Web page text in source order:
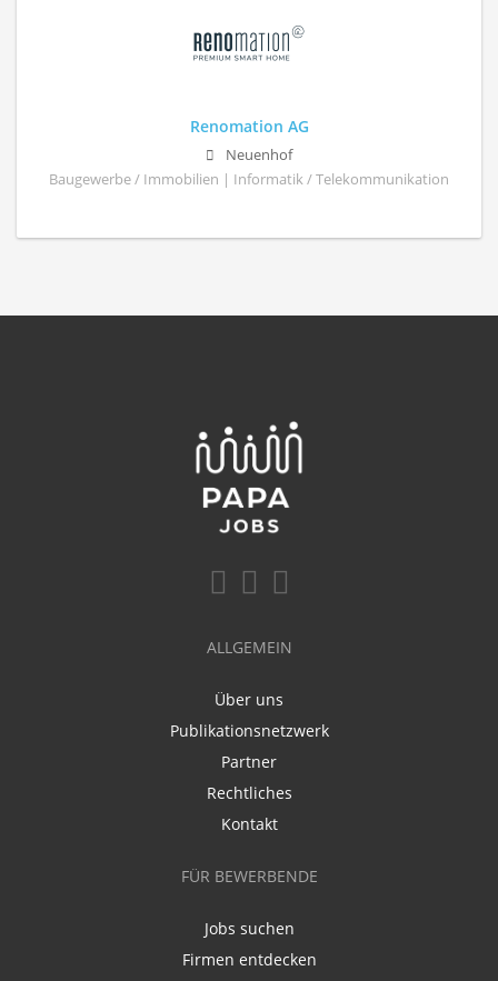
Renomation AG
Neuenhof
Baugewerbe / Immobilien | Informatik / Telekommunikation
ALLGEMEIN
Über uns
Publikationsnetzwerk
Partner
Rechtliches
Kontakt
FÜR BEWERBENDE
Jobs suchen
Firmen entdecken